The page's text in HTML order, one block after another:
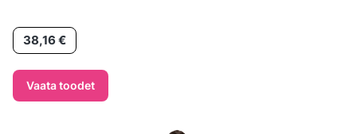
Hind
38,16 €
Vaata toodet